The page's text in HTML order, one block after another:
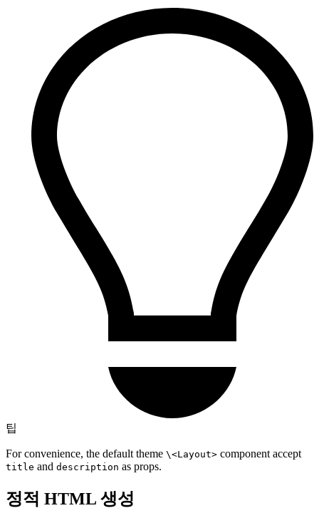
팁
For convenience, the default theme \<Layout> component accept
title and description as props.
정적 HTML 생성